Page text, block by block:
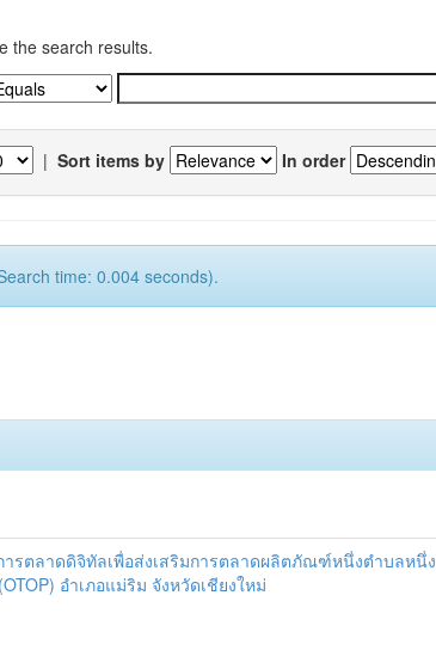
the search results.
| Sort items by In order
time: 0.004 seconds).
รตลาดดิจิทัลเพื่อส่งเสริมการตลาดผลิตภัณฑ์หนึ่งตำบลหนึ่ง
อำเภอแม่ริม จังหวัดเชียงใหม่